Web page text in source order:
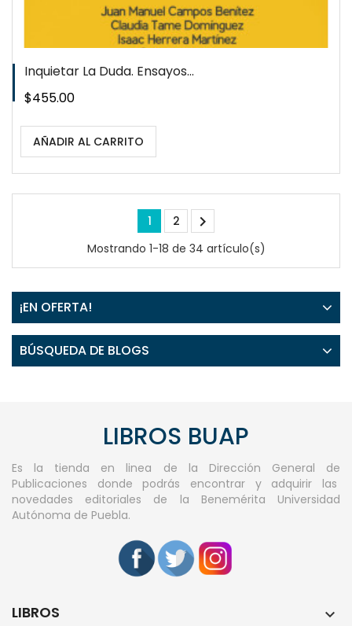
Inquietar La Duda. Ensayos...
Precio
$455.00
AÑADIR AL CARRITO
1 2 
Mostrando 1-18 de 34 artículo(s)
¡EN OFERTA!
BÚSQUEDA DE BLOGS
LIBROS BUAP
Es la tienda en linea de la Dirección General de
Publicaciones donde podrás encontrar y adquirir las
novedades editoriales de la Benemérita Universidad
Autónoma de Puebla.
LIBROS 